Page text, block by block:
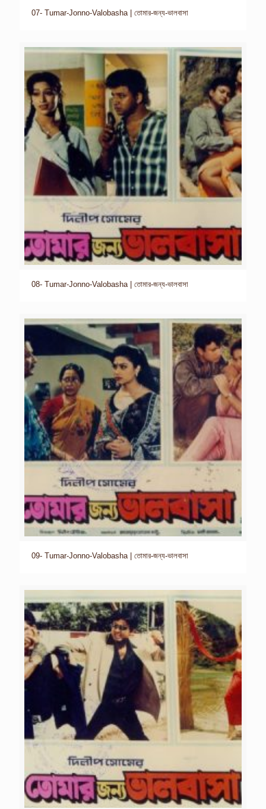
07- Tumar-Jonno-Valobasha | তোমার-জন্য-ভালবাসা
08- Tumar-Jonno-Valobasha | তোমার-জন্য-ভালবাসা
09- Tumar-Jonno-Valobasha | তোমার-জন্য-ভালবাসা